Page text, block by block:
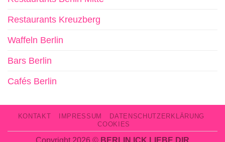
Restaurants Kreuzberg
Waffeln Berlin
Bars Berlin
Cafés Berlin
KONTAKT IMPRESSUM
DATENSCHUTZERKLÄRUNG
COOKIES
Copyright 2026 © BERLIN ICK LIEBE DIR